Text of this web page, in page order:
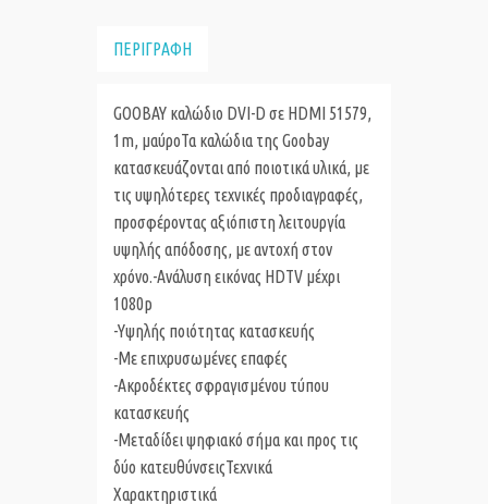
ΠΕΡΙΓΡΑΦΗ
GOOBAY καλώδιο DVI-D σε HDMI 51579,
1m, μαύροΤα καλώδια της Goobay
κατασκευάζονται από ποιοτικά υλικά, με
τις υψηλότερες τεχνικές προδιαγραφές,
προσφέροντας αξιόπιστη λειτουργία
υψηλής απόδοσης, με αντοχή στον
χρόνο.-Ανάλυση εικόνας HDTV μέχρι
1080p
-Υψηλής ποιότητας κατασκευής
-Με επιχρυσωμένες επαφές
-Ακροδέκτες σφραγισμένου τύπου
κατασκευής
-Μεταδίδει ψηφιακό σήμα και προς τις
δύο κατευθύνσειςΤεχνικά
Χαρακτηριστικά